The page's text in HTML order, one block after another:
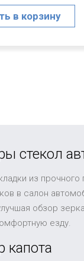
в корзину
стекол
из
в салон
обзор
езду.
капота